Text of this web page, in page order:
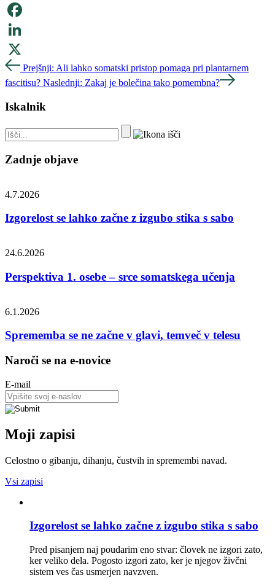
Facebook
LinkedIn
X
Prejšnji: Ali lahko somatski pristop pomaga pri plantarnem
fascitisu? Naslednji: Zakaj je bolečina tako pomembna?
Iskalnik
Išči...
Zadnje objave
4.7.2026
Izgorelost se lahko začne z izgubo stika s sabo
24.6.2026
Perspektiva 1. osebe – srce somatskega učenja
6.1.2026
Sprememba se ne začne v glavi, temveč v telesu
Naroči se na e-novice
E-mail
Moji zapisi
Celostno o gibanju, dihanju, čustvih in spremembi navad.
Vsi zapisi
Izgorelost se lahko začne z izgubo stika s sabo
Pred pisanjem naj poudarim eno stvar: človek ne izgori zato,
ker veliko dela. Pogosto izgori zato, ker je njegov živčni
sistem ves čas usmerjen navzven.